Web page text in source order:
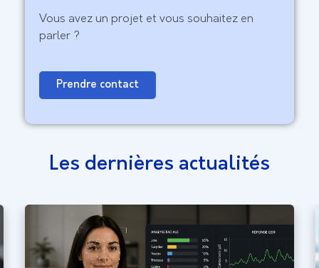
Vous avez un projet et vous souhaitez en
parler ?
Prendre contact
Les dernières actualités